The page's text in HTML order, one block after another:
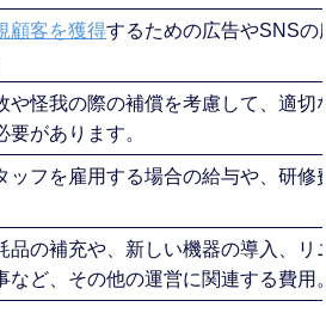
顧客を獲得するための広告やSNSの
や怪我の際の補償を考慮して、適切
要があります。
ッフを雇用する場合の給与や、研修
品の補充や、新しい機器の導入、リ
など、その他の運営に関連する費用